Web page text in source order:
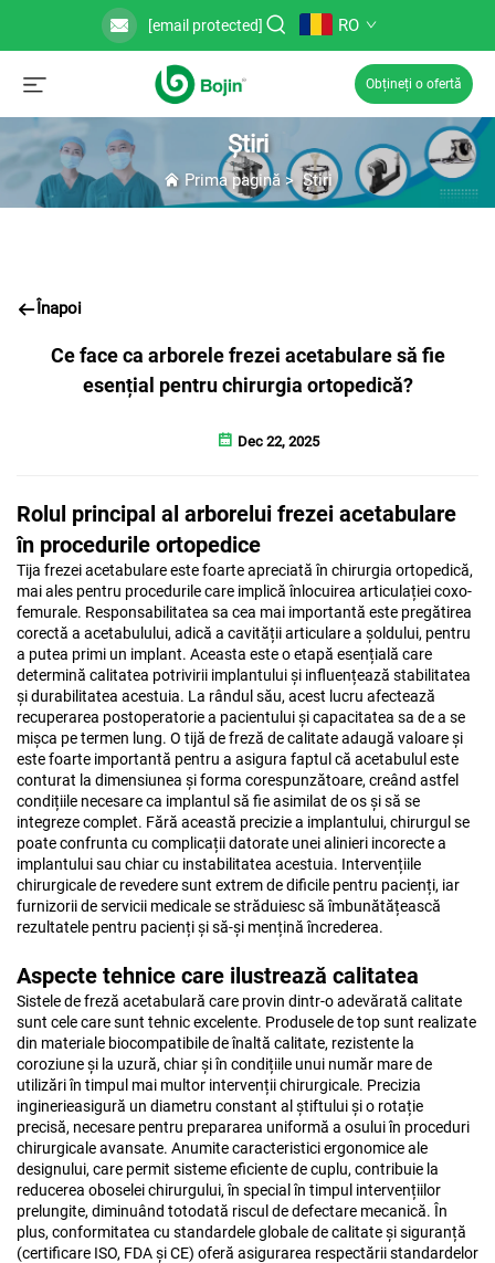
[email protected] RO
Obțineți o ofertă
Știri
Prima pagină>Știri
Înapoi
Ce face ca arborele frezei acetabulare să fie
esențial pentru chirurgia ortopedică?
Dec 22, 2025
Rolul principal al arborelui frezei acetabulare
în procedurile ortopedice
Tija frezei acetabulare este foarte apreciată în chirurgia ortopedică,
mai ales pentru procedurile care implică înlocuirea articulației coxo-
femurale. Responsabilitatea sa cea mai importantă este pregătirea
corectă a acetabulului, adică a cavității articulare a șoldului, pentru
a putea primi un implant. Aceasta este o etapă esențială care
determină calitatea potrivirii implantului și influențează stabilitatea
și durabilitatea acestuia. La rândul său, acest lucru afectează
recuperarea postoperatorie a pacientului și capacitatea sa de a se
mișca pe termen lung. O tijă de freză de calitate adaugă valoare și
este foarte importantă pentru a asigura faptul că acetabulul este
conturat la dimensiunea și forma corespunzătoare, creând astfel
condițiile necesare ca implantul să fie asimilat de os și să se
integreze complet. Fără această precizie a implantului, chirurgul se
poate confrunta cu complicații datorate unei alinieri incorecte a
implantului sau chiar cu instabilitatea acestuia. Intervențiile
chirurgicale de revedere sunt extrem de dificile pentru pacienți, iar
furnizorii de servicii medicale se străduiesc să îmbunătățească
rezultatele pentru pacienți și să-și mențină încrederea.
Aspecte tehnice care ilustrează calitatea
Sistele de freză acetabulară care provin dintr-o adevărată calitate
sunt cele care sunt tehnic excelente. Produsele de top sunt realizate
din materiale biocompatibile de înaltă calitate, rezistente la
coroziune și la uzură, chiar și în condițiile unui număr mare de
utilizări în timpul mai multor intervenții chirurgicale. Precizia
inginerieasigură un diametru constant al știftului și o rotație
precisă, necesare pentru prepararea uniformă a osului în proceduri
chirurgicale avansate. Anumite caracteristici ergonomice ale
designului, care permit sisteme eficiente de cuplu, contribuie la
reducerea oboselei chirurgului, în special în timpul intervențiilor
prelungite, diminuând totodată riscul de defectare mecanică. În
plus, conformitatea cu standardele globale de calitate și siguranță
(certificare ISO, FDA și CE) oferă asigurarea respectării standardelor